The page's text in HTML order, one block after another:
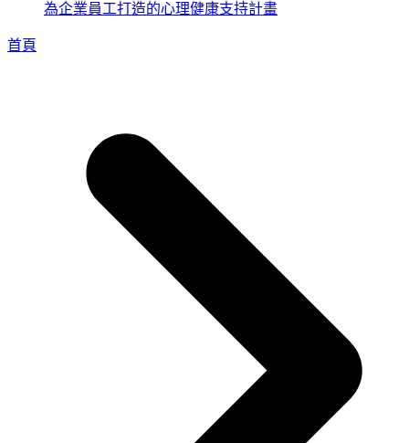
為企業員工打造的心理健康支持計畫
首頁